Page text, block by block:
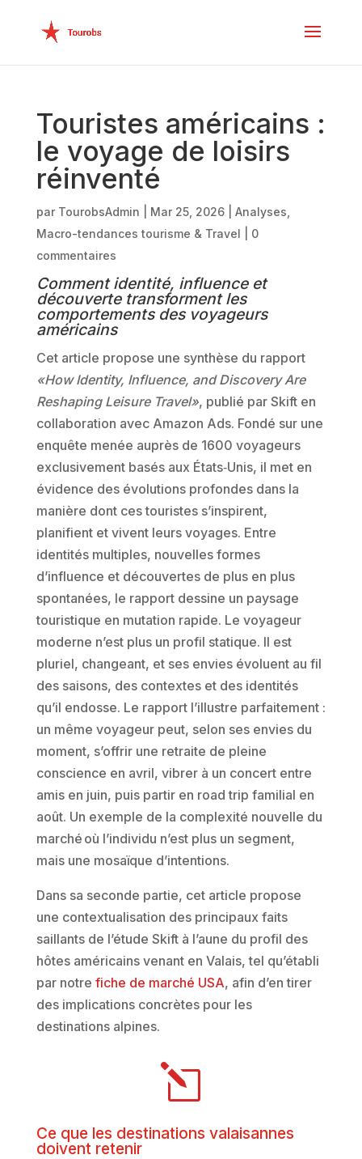
Touristes américains :
le voyage de loisirs
réinventé
par TourobsAdmin Mar 25, 2026| Analyses
Macro-tendances tourisme & Travel
0
commentaires
Comment identité, influence et
découverte transforment les
comportements des voyageurs
américains
Cet article propose une synthèse du rapport
«How Identity, Influence, and Discovery Are
Reshaping Leisure Travel», publié par Skift en
collaboration avec Amazon Ads. Fondé sur une
enquête menée auprès de 1600 voyageurs
exclusivement basés aux États‑Unis, il met en
évidence des évolutions profondes dans la
manière dont ces touristes s’inspirent,
planifient et vivent leurs voyages. Entre
identités multiples, nouvelles formes
d’influence et découvertes de plus en plus
spontanées, le rapport dessine un paysage
touristique en mutation rapide. Le voyageur
moderne n’est plus un profil statique. Il est
pluriel, changeant, et ses envies évoluent au fil
des saisons, des contextes et des identités
qu’il endosse. Le rapport l’illustre parfaitement :
un même voyageur peut, selon ses envies du
moment, s’offrir une retraite de pleine
conscience en avril, vibrer à un concert entre
amis en juin, puis partir en road trip familial en
août. Un exemple de la complexité nouvelle du
marché où l’individu n’est plus un segment,
mais une mosaïque d’intentions.
Dans sa seconde partie, cet article propose
une contextualisation des principaux faits
saillants de l’étude Skift à l’aune du profil des
hôtes américains venant en Valais, tel qu’établi
par notre fiche de marché USA, afin d’en tirer
des implications concrètes pour les
destinations alpines.
l
Ce que les destinations valaisannes
doivent retenir